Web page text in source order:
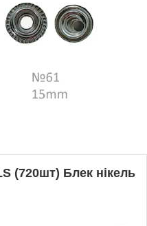
(720шт) Блек нікель